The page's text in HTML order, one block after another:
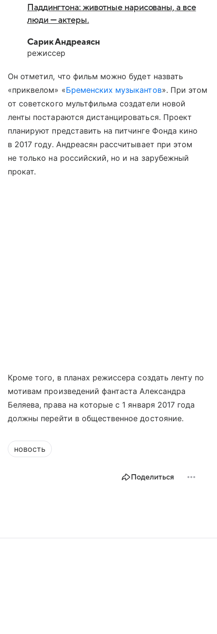
Паддингтона: животные нарисованы, а все
люди — актеры.
Сарик Андреаясн
режиссер
Он отметил, что фильм можно будет назвать
«приквелом» «Бременских музыкантов». При этом
от советского мультфильма создатели новой
ленты постараются дистанцироваться. Проект
планируют представить на питчинге Фонда кино
в 2017 году. Андреасян рассчитывает при этом
не только на российский, но и на зарубежный
прокат.
Кроме того, в планах режиссера создать ленту по
мотивам произведений фантаста Александра
Беляева, права на которые с 1 января 2017 года
должны перейти в общественное достояние.
новость
Поделиться